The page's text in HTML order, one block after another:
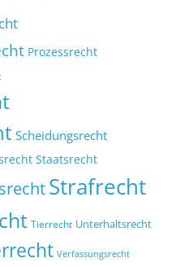
Prozessrecht
Scheidungsrecht
Staatsrecht
Strafrecht
Tierrecht Unterhaltsrecht
Verfassungsrecht